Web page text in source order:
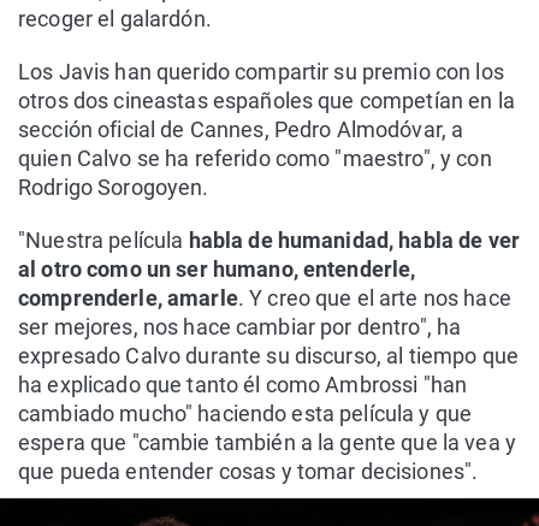
recoger el galardón.
Los Javis han querido compartir su premio con los
otros dos cineastas españoles que competían en la
sección oficial de Cannes, Pedro Almodóvar, a
quien Calvo se ha referido como "maestro", y con
Rodrigo Sorogoyen.
"Nuestra película habla de humanidad, habla de ver
al otro como un ser humano, entenderle,
comprenderle, amarle. Y creo que el arte nos hace
ser mejores, nos hace cambiar por dentro", ha
expresado Calvo durante su discurso, al tiempo que
ha explicado que tanto él como Ambrossi "han
cambiado mucho" haciendo esta película y que
espera que "cambie también a la gente que la vea y
que pueda entender cosas y tomar decisiones".